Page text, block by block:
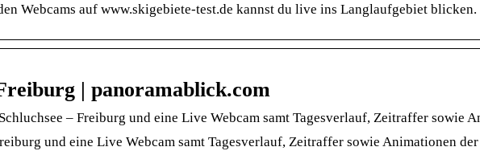
Webcams auf www.skigebiete-test.de kannst du live ins Langlaufgebiet blicken.
| panoramablick.com
– Freiburg und eine Live Webcam samt Tagesverlauf, Zeitraffer sowie
und eine Live Webcam samt Tagesverlauf, Zeitraffer sowie Animationen der